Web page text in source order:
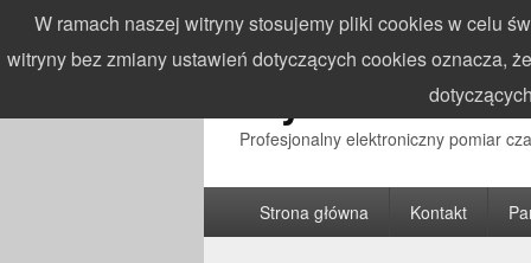
Profesjonalny elektroniczny pomiar
Strona główna Kontakt
W ramach naszej witryny stosujemy pliki cookies w celu
witryny bez zmiany ustawień dotyczących cookies oznacza,